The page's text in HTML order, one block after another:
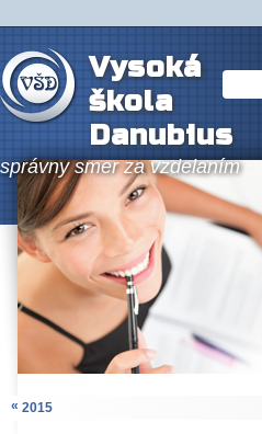
Vysoká
škola
Danubius
správny smer za vzdelaním
« 2015